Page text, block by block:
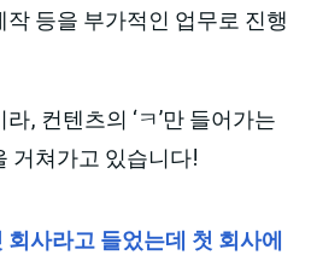
등을 부가적인 업무로 진행
, 컨텐츠의 ‘ㅋ’만 들어가는
거쳐가고 있습니다!
사라고 들었는데 첫 회사에